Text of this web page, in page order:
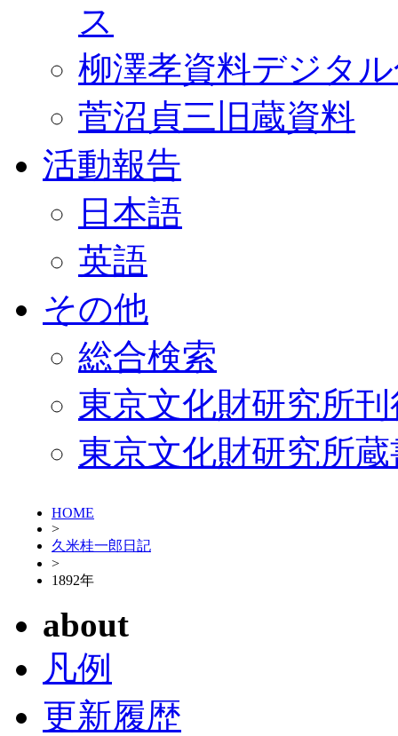
ス
柳澤孝資料デジタ
菅沼貞三旧蔵資料
活動報告
日本語
英語
その他
総合検索
東京文化財研究所
東京文化財研究所
HOME
>
久米桂一郎日記
>
1892年
about
凡例
更新履歴